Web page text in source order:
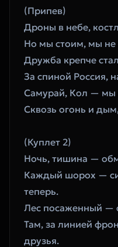
(Припев)
Дроны в небе,
Но мы стоим, мы не
Дружба крепче
За спиной Россия,
Самурай, Кол — мы
Сквозь огонь и
(Куплет 2)
Ночь, тишина —
Каждый шорох —
теперь.
Лес посаженный —
Там, за линией
друзья.